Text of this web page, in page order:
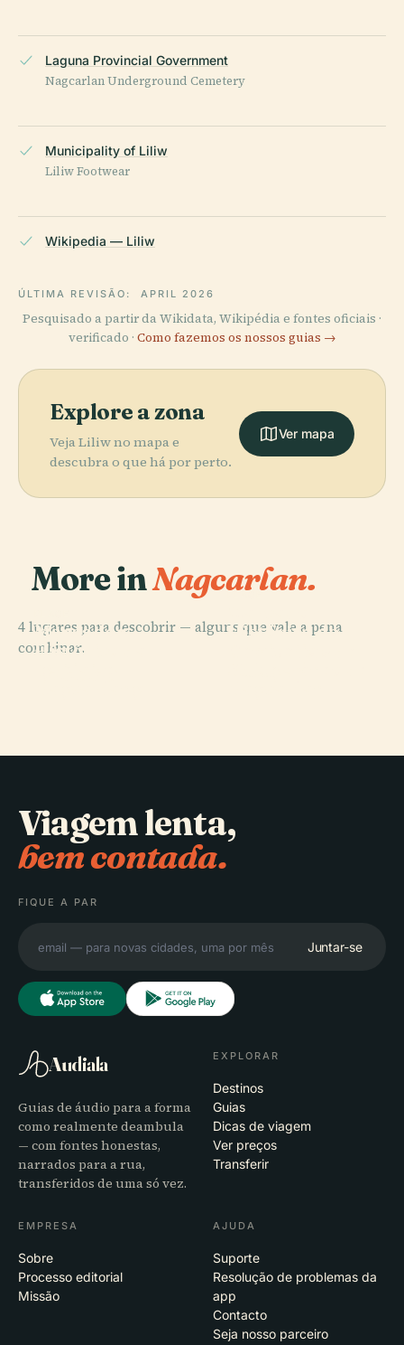
Laguna Provincial Government
Nagcarlan Underground Cemetery
Municipality of Liliw
Liliw Footwear
Wikipedia — Liliw
ÚLTIMA REVISÃO: APRIL 2026
Pesquisado a partir da Wikidata, Wikipédia e fontes oficiais ·
verificado · Como fazemos os nossos guias →
Explore a zona
Veja Liliw no mapa e
descubra o que há por perto.
Ver mapa
More inNagcarlan.
4 lugares para descobrir — alguns que vale a pena
combinar.
PLACE
PLACE
Marcador
Histórico da
Histórico do
Viagem lenta,
bem contada.
FIQUE A PAR
Juntar-se
Audiala
Guias de áudio para a forma
como realmente deambula
— com fontes honestas,
narrados para a rua,
transferidos de uma só vez.
EXPLORAR
Destinos
Guias
Dicas de viagem
Ver preços
Transferir
EMPRESA
Sobre
Processo editorial
Missão
AJUDA
Suporte
Resolução de problemas da
app
Contacto
Seja nosso parceiro